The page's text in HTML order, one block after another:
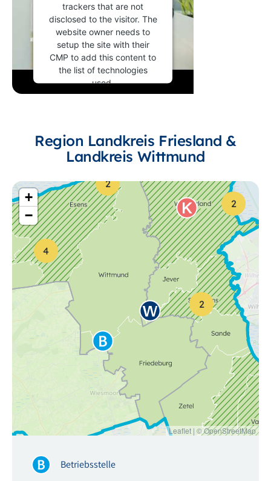
trackers that are not
disclosed to the visitor. The
website owner needs to
setup the site with their
CMP to add this content to
the list of technologies
used.
Powered byUsercentrics
Region Landkreis Friesland &
Landkreis Wittmund
2
2
2
4
+
−
Leaflet | ©OpenStreetMap
Titel
Betriebsstelle Harlingerland
Schulweg 4
26427 Moorweg
Telefon: 04977 919211
E-Mail: bst-
Betriebsstelle Schortens
Nordfrost-Ring 10
26419 Schortens
Telefon: 04461 9810211
E-Mail: bst-
Betriebsstelle Wiesedermeer
Wiesedemeerer
26446 Friedeburg
Telefon: 04948 9180111
E-Mail: bst-
Infohaus Altes Wasserwerk
Mittelstraße 37
26465 Langeroog
E-Mail:
Kläranlage Altharlingersiel
Kläranlage Hohenkirchen
Kläranlage Hooksiel
Betriebsstelle